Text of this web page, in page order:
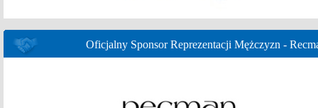
Oficjalny Sponsor Reprezentacji Mężczyzn -